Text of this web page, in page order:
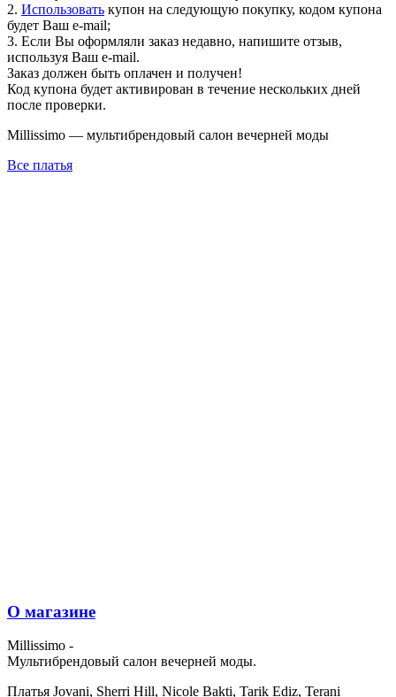
2. Использовать купон на следующую покупку, кодом купона
будет Ваш e-mail;
3. Если Вы оформляли заказ недавно, напишите отзыв,
используя Ваш e-mail.
Заказ должен быть оплачен и получен!
Код купона будет активирован в течение нескольких дней
после проверки.
Millissimo — мультибрендовый салон вечерней моды
Все платья
О магазине
Millissimo -
Мультибрендовый салон вечерней моды.
Платья Jovani, Sherri Hill, Nicole Bakti, Tarik Ediz, Terani